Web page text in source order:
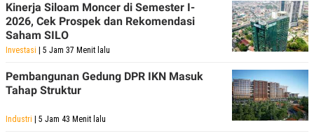
Kinerja Siloam Moncer di Semester I-
2026, Cek Prospek dan Rekomendasi
Saham SILO
Investasi | 5 Jam 37 Menit lalu
Pembangunan Gedung DPR IKN Masuk
Tahap Struktur
Industri | 5 Jam 43 Menit lalu